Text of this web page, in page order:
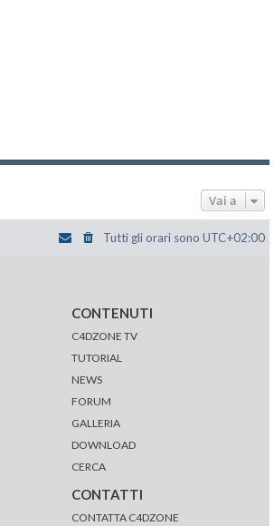
Vai a
Tutti gli orari sono UTC+02:00
CONTENUTI
C4DZONE TV
TUTORIAL
NEWS
FORUM
GALLERIA
DOWNLOAD
CERCA
CONTATTI
CONTATTA C4DZONE